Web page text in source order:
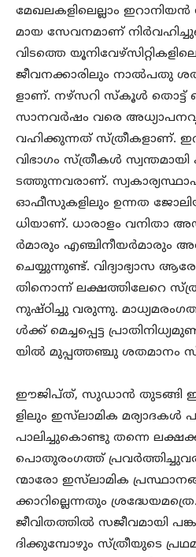
മേഖലകളിലെല്ലാം
മായ സേവനമാണ്
വിടത്തെ
ജീവനക്കാരിലും നാൽപതു
ളാണ്. നഴ്സറി സ്കൂൾ
സാനവർഷം വരെ
വഹിക്കുന്നത് സ്ത്രീകളാണ്.
വിഭാഗം സ്ത്രീകൾ
ടത്തുന്നവരാണ്.
ഓഫീസുകളിലും ഉന്നത
ധിയാണ്. ധാരാളം വനിതാ
ർമാരും എഞ്ചിനീയർമാരും
ചെയ്യുന്നുണ്ട്. വിദ്യാഭ്യാസ
തിനൊന്ന് ലക്ഷത്തിലേറെ
നുഷ്ഠിച്ചു വരുന്നു.
ൾക്ക് മെച്ചപ്പെട്ട
യിൽ മുപ്പത്തഞ്ചു ശതമാനം
ഈജിപ്ത്, സുഡാൻ തുടങ്ങി
ളിലും ഇസ്‌ലാമിക
പാലിച്ചുകൊണ്ടു തന്നെ
പൊതുരംഗത്ത്
ന്മാരോ ഇസ്‌ലാമിക
ക്കാറില്ലെന്നതും
ജീവിതത്തിൽ സജീവമായി
ദിക്കുമ്പോഴും സ്ത്രീയുടെ